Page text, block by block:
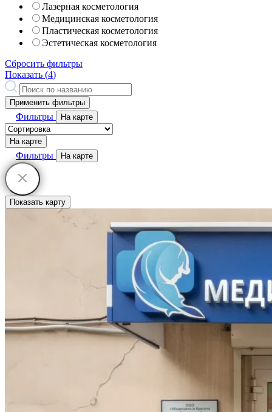
Лазерная косметология
Медицинская косметология
Пластическая косметология
Эстетическая косметология
Сбросить фильтры
Показать (4)
Применить фильтры
Фильтры На карте
На карте
Фильтры На карте
Показать карту